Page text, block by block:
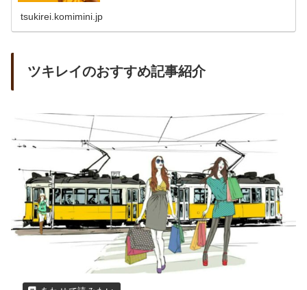
tsukirei.komimini.jp
ツキレイのおすすめ記事紹介